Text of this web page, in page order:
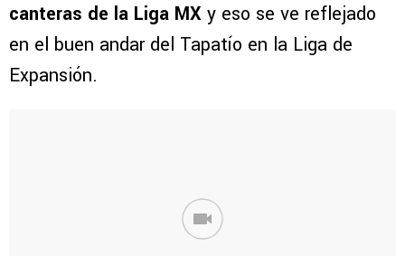
canteras de la Liga MX y eso se ve reflejado
en el buen andar del Tapatío en la Liga de
Expansión.